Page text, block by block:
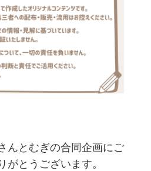
んとむぎの合同企画にご
がとうございます。